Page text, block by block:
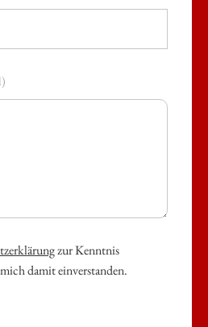
zur Kenntnis
damit einverstanden.